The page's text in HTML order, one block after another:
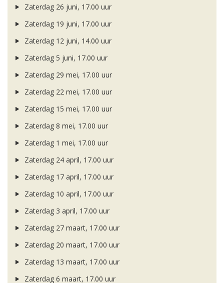
Zaterdag 26 juni, 17.00 uur
Zaterdag 19 juni, 17.00 uur
Zaterdag 12 juni, 14.00 uur
Zaterdag 5 juni, 17.00 uur
Zaterdag 29 mei, 17.00 uur
Zaterdag 22 mei, 17.00 uur
Zaterdag 15 mei, 17.00 uur
Zaterdag 8 mei, 17.00 uur
Zaterdag 1 mei, 17.00 uur
Zaterdag 24 april, 17.00 uur
Zaterdag 17 april, 17.00 uur
Zaterdag 10 april, 17.00 uur
Zaterdag 3 april, 17.00 uur
Zaterdag 27 maart, 17.00 uur
Zaterdag 20 maart, 17.00 uur
Zaterdag 13 maart, 17.00 uur
Zaterdag 6 maart, 17.00 uur